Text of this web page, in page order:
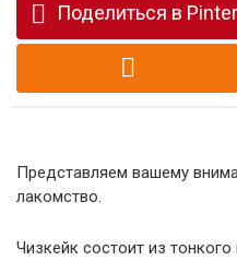
Поделиться в
Представляем вашему
лакомство.
Чизкейк состоит из